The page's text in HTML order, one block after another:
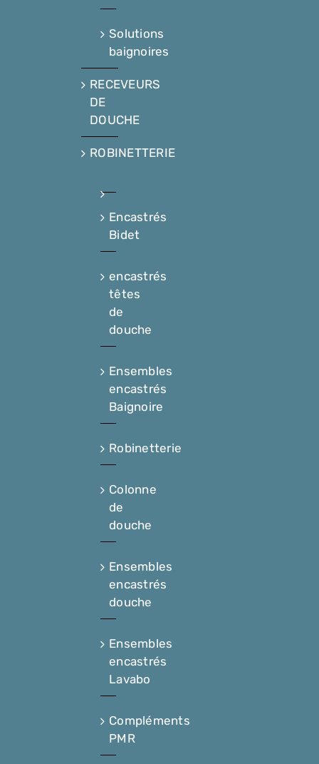
Solutions
baignoires
RECEVEURS
DE
DOUCHE
ROBINETTERIE
Encastrés
Bidet
encastrés
têtes
de
douche
Ensembles
encastrés
Baignoire
Robinetterie
Colonne
de
douche
Ensembles
encastrés
douche
Ensembles
encastrés
Lavabo
Compléments
PMR